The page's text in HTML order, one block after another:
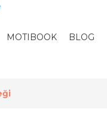
MOTIBOOK BLOG